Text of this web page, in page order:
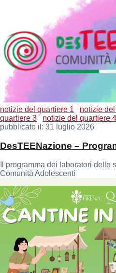
notizie del quartiere 1 notizie
quartiere 3
notizie del quartiere 4
pubblicato il: 31 luglio 2026
DesTEENazione –
Il programma dei laboratori
Comunità Adolescenti